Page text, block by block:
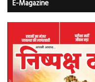
E-Magazine